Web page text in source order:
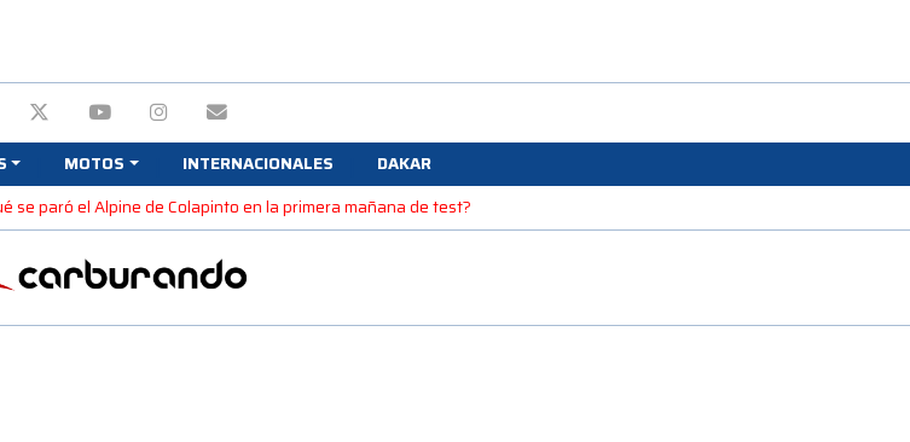
MOTOS INTERNACIONALES
DAKAR
se paró el Alpine de Colapinto en la primera mañana de test?